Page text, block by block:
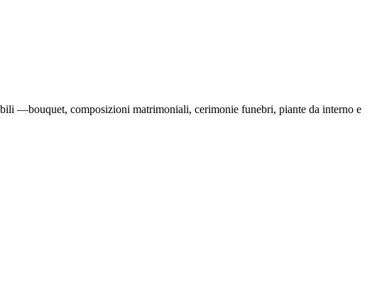
—bouquet, composizioni matrimoniali, cerimonie funebri, piante da interno e